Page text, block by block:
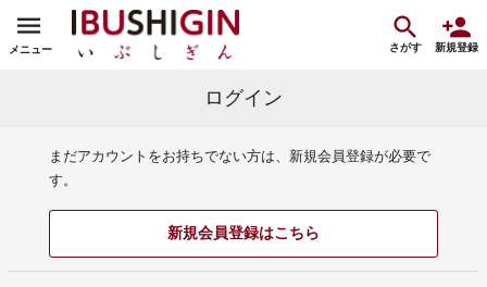
メニュー さがす 新規登録
ログイン
まだアカウントをお持ちでない方は、新規会員登録が必要で
す。
新規会員登録はこちら